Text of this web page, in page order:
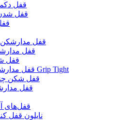
قفل
قفل
قفل مدارشکن
قفل
قفل
قفل مدارشکن محکم Grip Tight
قفل شکن
قفل
قفل‌های
نایلون قفل